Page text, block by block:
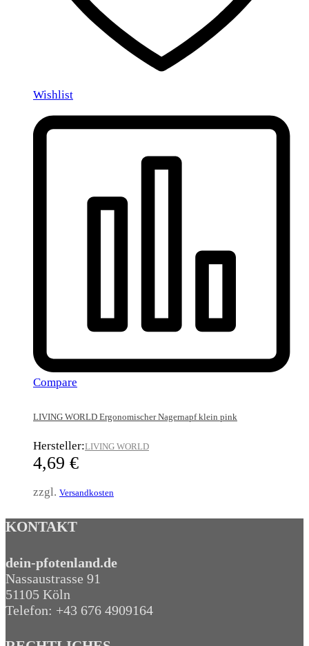
Wishlist
Compare
LIVING WORLD Ergonomischer Nagernapf klein pink
Hersteller:LIVING WORLD
4,69 €
zzgl. Versandkosten
KONTAKT
dein-pfotenland.de
Nassaustrasse 91
51105 Köln
Telefon: +43 676 4909164‬